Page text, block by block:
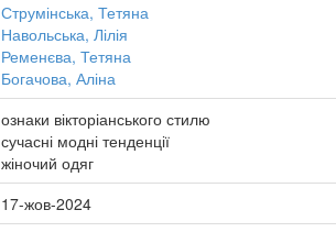
Струмінська, Тетяна
Навольська, Лілія
Ременєва, Тетяна
Богачова, Аліна
ознаки вікторіанського стилю
сучасні модні тенденції
жіночий одяг
17-жов-2024